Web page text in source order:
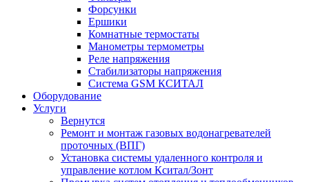
Форсунки
Ершики
Комнатные термостаты
Манометры термометры
Реле напряжения
Стабилизаторы напряжения
Система GSM КСИТАЛ
Оборудование
Услуги
Вернутся
Ремонт и монтаж газовых водонагревателей
проточных (ВПГ)
Установка системы удаленного контроля и
управление котлом Кситал/Зонт